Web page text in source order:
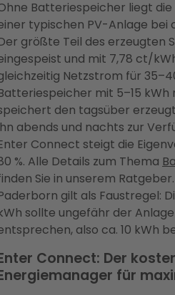
Batteriespeicher liegt
typischen PV-Anlage bei
größte Teil des erzeugten
und mit 7,78 ct/
Netzstrom für
mit 5–15
den tagsüber
abends und nachts zur
Connect steigt die
%. Alle Details zum Thema
Sie in unserem
gilt als Faustregel:
sollte ungefähr der
also ca. 10 kWh
Connect: Der
für